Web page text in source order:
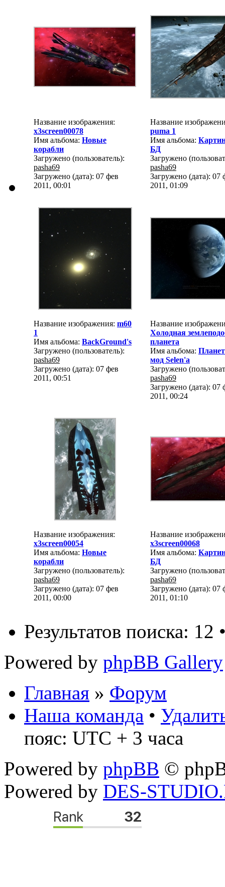
Название изображения:
x3screen00078
Имя альбома: Новые
корабли
Загружено (пользователь):
pasha69
Загружено (дата): 07 фев
2011, 00:01
Название
puma 1
Имя альбома:
БД
Загружено
pasha69
Загружено (дата): 07
2011, 01:09
Название изображения: m60
1
Имя альбома: BackGround's
Загружено (пользователь):
pasha69
Загружено (дата): 07 фев
2011, 00:51
Название
Холодная
планета
Имя альбома:
мод Selen'a
Загружено
pasha69
Загружено (дата): 07
2011, 00:24
Название изображения:
x3screen00054
Имя альбома: Новые
корабли
Загружено (пользователь):
pasha69
Загружено (дата): 07 фев
2011, 00:00
Название
x3screen00068
Имя альбома:
БД
Загружено
pasha69
Загружено (дата): 07
2011, 01:10
Результатов поиска:
Powered by phpBB Gallery
Главная » Форум
Наша команда •
пояс: UTC + 3 часа
Powered by phpBB ©
Powered by DES-